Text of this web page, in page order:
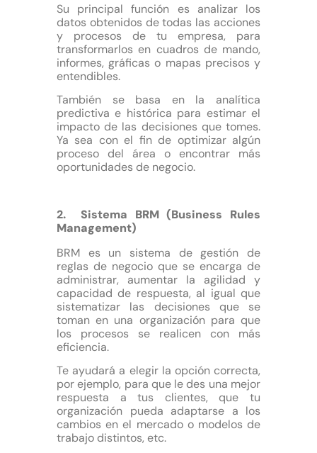
Su principal función es analizar los
datos obtenidos de todas las acciones
y procesos de tu empresa, para
transformarlos en cuadros de mando,
informes, gráficas o mapas precisos y
entendibles.
También se basa en la analítica
predictiva e histórica para estimar el
impacto de las decisiones que tomes.
Ya sea con el fin de optimizar algún
proceso del área o encontrar más
oportunidades de negocio.
2. Sistema BRM (Business Rules
Management)
BRM es un sistema de gestión de
reglas de negocio que se encarga de
administrar, aumentar la agilidad y
capacidad de respuesta, al igual que
sistematizar las decisiones que se
toman en una organización para que
los procesos se realicen con más
eficiencia.
Te ayudará a elegir la opción correcta,
por ejemplo, para que le des una mejor
respuesta a tus clientes, que tu
organización pueda adaptarse a los
cambios en el mercado o modelos de
trabajo distintos, etc.